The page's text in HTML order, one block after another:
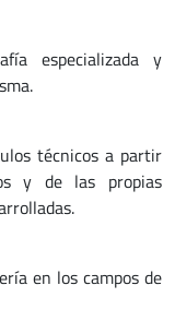
especializada y
técnicos a partir
y de las propias
en los campos de